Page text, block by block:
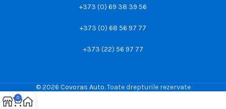
+373 (0) 69 38 39 56
+373 (0) 68 56 97 77
+373 (22) 56 97 77
© 2026 Covoras Auto. Toate drepturile rezervate
0